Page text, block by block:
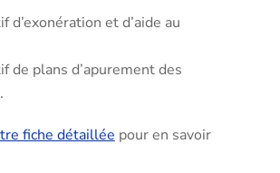
d’exonération et d’aide au
de plans d’apurement des
fiche détaillée pour en savoir